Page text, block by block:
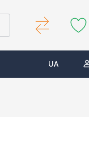
UA
RU